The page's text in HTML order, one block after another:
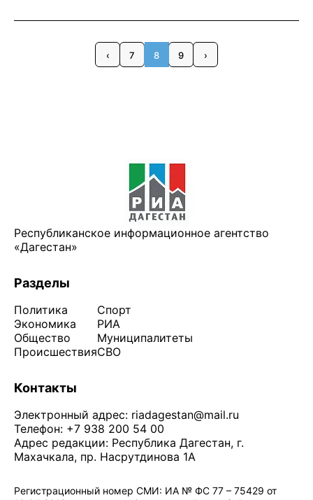
‹ 7 8 9 ›
Республиканское информационное агентство
«Дагестан»
Разделы
Политика
Экономика
Общество
Происшествия
Спорт
РИА
Муниципалитеты
СВО
Контакты
Электронный адрес: riadagestan@mail.ru
Телефон: +7 938 200 54 00
Адрес редакции: Республика Дагестан, г.
Махачкала, пр. Насрутдинова 1А
Регистрационный номер СМИ: ИА № ФС 77 – 75429 от